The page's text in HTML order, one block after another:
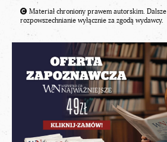
Materiał chroniony prawem autorskim. Dalsze
rozpowszechnianie wyłącznie za zgodą wydawcy.